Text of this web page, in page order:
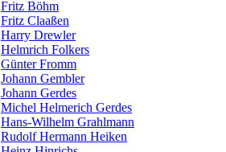
Fritz Böhm
Fritz Claaßen
Harry Drewler
Helmrich Folkers
Günter Fromm
Johann Gembler
Johann Gerdes
Michel Helmerich Gerdes
Hans-Wilhelm Grahlmann
Rudolf Hermann Heiken